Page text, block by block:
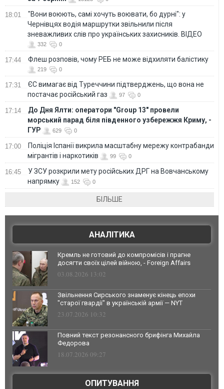
18:01
"Вони воюють, самі хочуть воювати, бо дурні": у
Чернівцях водія маршрутки звільнили після
зневажливих слів про українських захисників. ВІДЕО
332 0
17:44 Флеш розповів, чому РЕБ не може відхиляти балістику
219 0
17:31
ЄС вимагає від Туреччини підтверджень, що вона не
постачає російський газ
97 0
17:14
До Дня Ялти: оператори "Group 13" провели
морський парад біля південного узбережжя Криму, -
ГУР
629 0
17:00
Поліція Іспанії викрила масштабну мережу контрабанди
мігрантів і наркотиків
99 0
16:45
У ЗСУ розкрили мету російських ДРГ на Вовчанському
напрямку
152 0
БІЛЬШЕ
АНАЛІТИКА
Кремль не готовий до компромісів і прагне
досягти своїх цілей війною, - Foreign Affairs
03.08.2026 13:02
Звільнення Сирського знаменує кінець епохи
"старої гвардії" в українській армії — NYT
23.07.2026 10:32
Повний текст резонансного брифінга Михайла
Федорова
18.07.2026 09:27
ОПИТУВАННЯ